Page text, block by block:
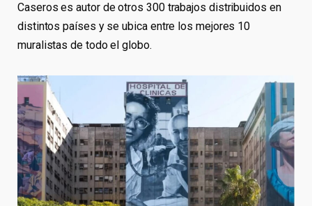
Caseros es autor de otros 300 trabajos distribuidos en
distintos países y se ubica entre los mejores 10
muralistas de todo el globo.